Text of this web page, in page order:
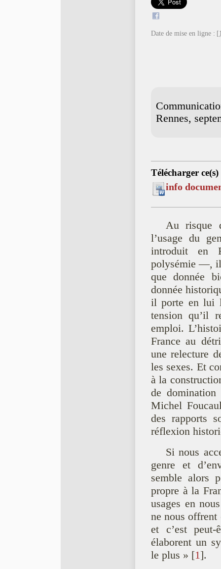
Date de mise en ligne :
Rennes,
Télécharger
info
Au risque
l’usage du
introduit en
polysémie —, il
que donnée
donnée
il porte en lui
tension qu’il
emploi.
France au
une relecture
les sexes. Et
à la
de domination
Michel
des rapports
réflexion
Si nous
genre et
semble alors
propre à la
usages en
ne nous offrent
et c’est
élaborent un
le plus » [1 ].